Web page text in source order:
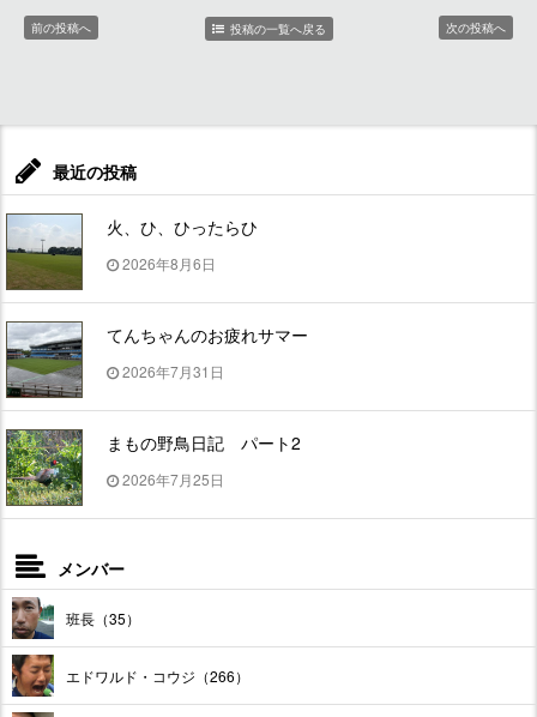
前の投稿へ 投稿の一覧へ戻る 次の投稿へ
最近の投稿
火、ひ、ひったらひ
2026年8月6日
てんちゃんのお疲れサマー
2026年7月31日
まもの野鳥日記 パート2
2026年7月25日
メンバー
班長（35）
エドワルド・コウジ（266）